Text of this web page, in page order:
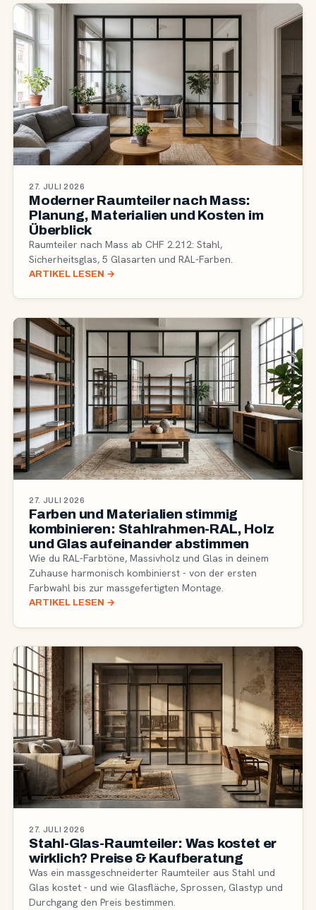
27. JULI 2026
Moderner Raumteiler nach Mass:
Planung, Materialien und Kosten im
Überblick
Raumteiler nach Mass ab CHF 2.212: Stahl,
Sicherheitsglas, 5 Glasarten und RAL-Farben.
ARTIKEL LESEN →
27. JULI 2026
Farben und Materialien stimmig
kombinieren: Stahlrahmen-RAL, Holz
und Glas aufeinander abstimmen
Wie du RAL-Farbtöne, Massivholz und Glas in deinem
Zuhause harmonisch kombinierst - von der ersten
Farbwahl bis zur massgefertigten Montage.
ARTIKEL LESEN →
27. JULI 2026
Stahl-Glas-Raumteiler: Was kostet er
wirklich? Preise & Kaufberatung
Was ein massgeschneiderter Raumteiler aus Stahl und
Glas kostet - und wie Glasfläche, Sprossen, Glastyp und
Durchgang den Preis bestimmen.